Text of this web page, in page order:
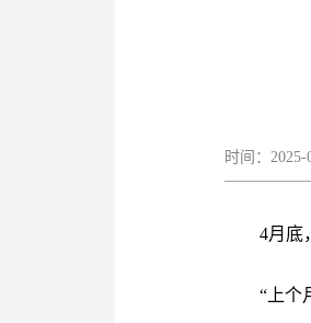
时间：
4月底
“上个